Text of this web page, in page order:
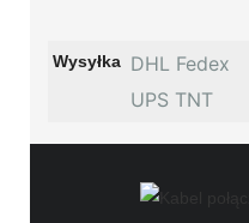
Wysyłka DHL Fedex
UPS TNT